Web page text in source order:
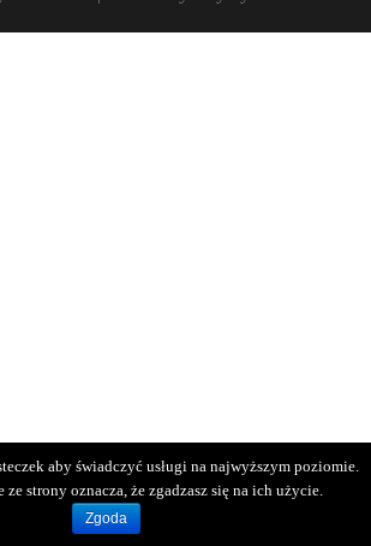
aby świadczyć usługi na najwyższym poziomie.
ze strony oznacza, że zgadzasz się na ich użycie.
Zgoda